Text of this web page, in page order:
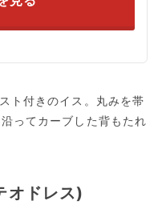
ト付きのイス。丸みを帯
ってカーブした背もたれ
ドレス)